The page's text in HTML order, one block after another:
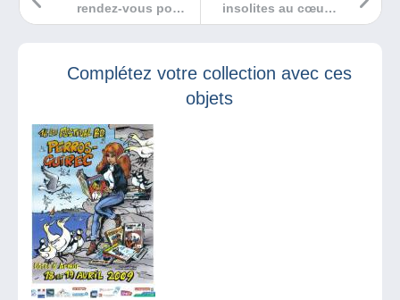
insolites au cœur
du monde de la
rendez-vous pour
les
Collect’ Market !
Complétez votre collection avec ces
objets